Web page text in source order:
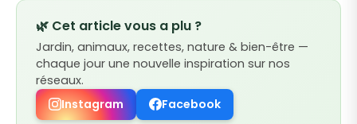
🌿 Cet article vous a plu ?
Jardin, animaux, recettes, nature & bien-être —
chaque jour une nouvelle inspiration sur nos
réseaux.
Instagram
Facebook